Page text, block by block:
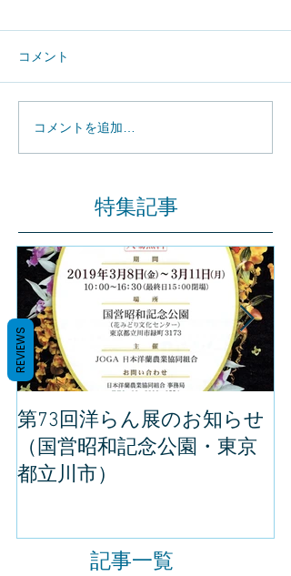
コメント
コメントを追加…
特集記事
第73回洋らん展のお知らせ
（国営昭和記念公園・東京
都立川市）
記事一覧
REVIEWS